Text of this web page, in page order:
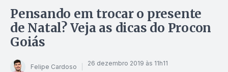
Pensando em trocar o presente
de Natal? Veja as dicas do Procon
Goiás
Felipe Cardoso 26 dezembro 2019 às 11h11